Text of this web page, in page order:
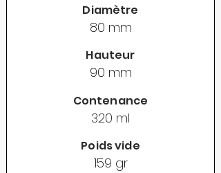
Diamètre
80 mm
Hauteur
90 mm
Contenance
320 ml
Poids vide
159 gr